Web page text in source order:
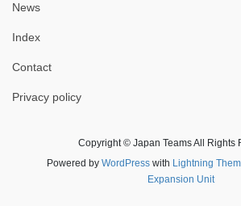
News
Index
Contact
Privacy policy
Copyright © Japan Teams All Rights
Powered by WordPresswith Lightning
Expansion Unit